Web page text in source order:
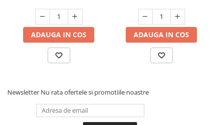
ADAUGA IN COS ADAUGA IN COS
Newsletter Nu rata ofertele si promotiile noastre